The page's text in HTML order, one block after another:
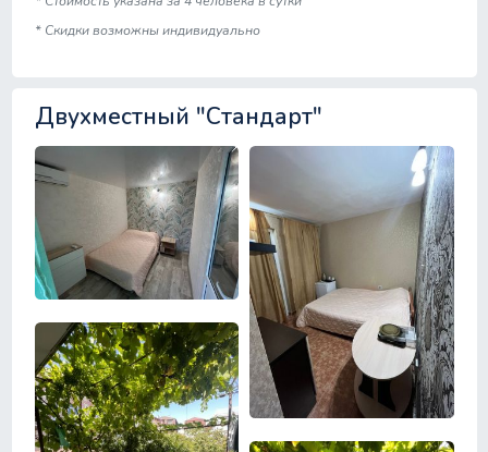
* Скидки возможны индивидуально
Двухместный "Стандарт"